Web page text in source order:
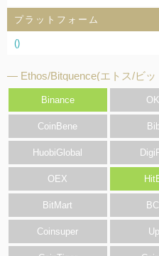
プラットフォーム
()
Ethos/Bitquence(エトス/ビ
Binance
CoinBene
HuobiGlobal
OEX
BitMart
Coinsuper